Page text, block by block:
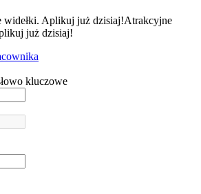
widełki. Aplikuj już dzisiaj!Atrakcyjne
już dzisiaj!
kluczowe